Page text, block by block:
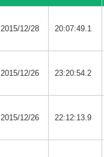
2015/12/28 20:07:49.1
2015/12/26 23:20:54.2
2015/12/26 22:12:13.9